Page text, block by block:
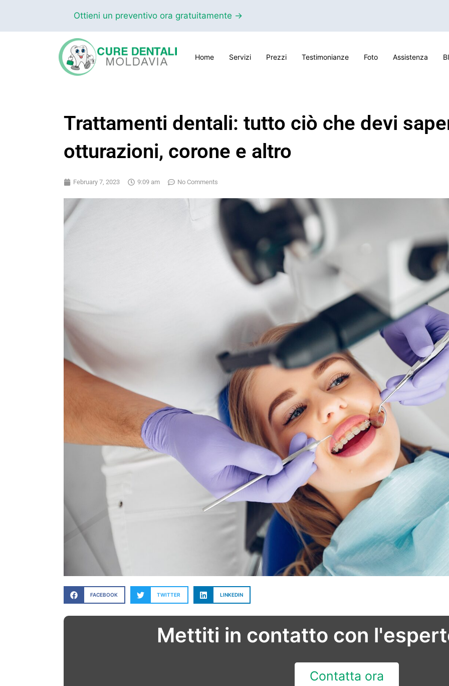
Ottieni un preventivo ora gratuitamente →
Home Servizi Prezzi Testimonianze Foto Assistenza
Trattamenti dentali: tutto ciò che devi
otturazioni, corone e altro
February 7, 2023 9:09 am No Comments
FACEBOOK TWITTER LINKEDIN
Mettiti in contatto con
Contatta ora